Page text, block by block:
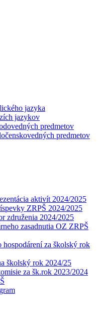
jazyka
jazykov
predmetov
predmetov
aktivít 2024/2025
ZRPŠ 2024/2025
združenia 2024/2025
zasadnutia OZ ZRPŠ
hospodárení za školský rok
školský rok 2024/25
za šk.rok 2023/2024